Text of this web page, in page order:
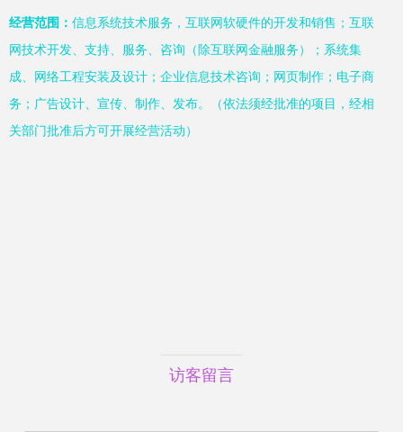
经营范围： 信息系统技术服务，互联网软硬件的开发和销售；互联
网技术开发、支持、服务、咨询（除互联网金融服务）；系统集
成、网络工程安装及设计；企业信息技术咨询；网页制作；电子商
务；广告设计、宣传、制作、发布。（依法须经批准的项目，经相
关部门批准后方可开展经营活动）
访客留言